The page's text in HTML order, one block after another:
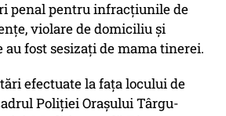
penal pentru infracţiunile de
violare de domiciliu şi
au fost sesizaţi de mama tinerei.
efectuate la faţa locului de
Poliţiei Oraşului Târgu-